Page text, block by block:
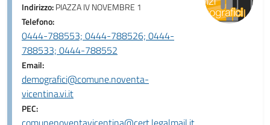
Indirizzo:PIAZZA IV NOVEMBRE 1
Telefono:
0444-788553; 0444-788526; 0444-
788533; 0444-788552
Email:
demografici@comune.noventa-
vicentina.vi.it
PEC: